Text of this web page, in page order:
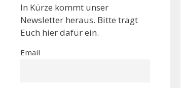
In Kürze kommt unser
Newsletter heraus. Bitte tragt
Euch hier dafür ein.
Email